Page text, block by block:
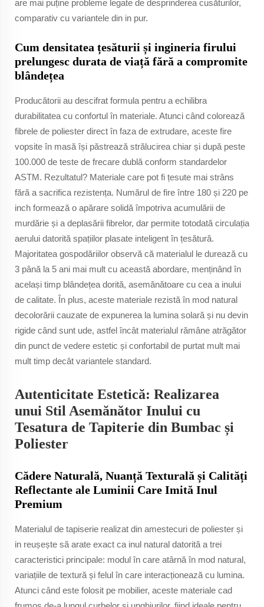
are mai puține probleme legate de desprinderea cusăturilor,
comparativ cu variantele din in pur.
Cum densitatea țesăturii și ingineria firului
prelungesc durata de viață fără a compromite
blândețea
Producătorii au descifrat formula pentru a echilibra
durabilitatea cu confortul în materiale. Atunci când colorează
fibrele de poliester direct în faza de extrudare, aceste fire
vopsite în masă își păstrează strălucirea chiar și după peste
100.000 de teste de frecare dublă conform standardelor
ASTM. Rezultatul? Materiale care pot fi țesute mai strâns
fără a sacrifica rezistența. Numărul de fire între 180 și 220 pe
inch formează o apărare solidă împotriva acumulării de
murdărie și a deplasării fibrelor, dar permite totodată circulația
aerului datorită spațiilor plasate inteligent în țesătură.
Majoritatea gospodăriilor observă că materialul le durează cu
3 până la 5 ani mai mult cu această abordare, menținând în
același timp blândețea dorită, asemănătoare cu cea a inului
de calitate. În plus, aceste materiale rezistă în mod natural
decolorării cauzate de expunerea la lumina solară și nu devin
rigide când sunt ude, astfel încât materialul rămâne atrăgător
din punct de vedere estetic și confortabil de purtat mult mai
mult timp decât variantele standard.
Autenticitate Estetică: Realizarea
unui Stil Asemănător Inului cu
Tesatura de Tapiterie din Bumbac și
Poliester
Cădere Naturală, Nuanță Texturală și Calități
Reflectante ale Luminii Care Imită Inul
Premium
Materialul de tapiserie realizat din amestecuri de poliester și
in reușește să arate exact ca inul natural datorită a trei
caracteristici principale: modul în care atârnă în mod natural,
variațiile de textură și felul în care interacționează cu lumina.
Atunci când este folosit pe mobilier, aceste materiale cad